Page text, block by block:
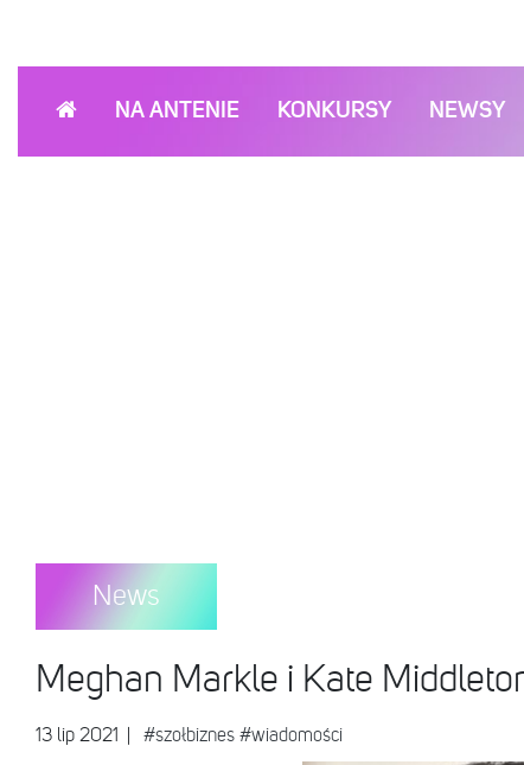
NA ANTENIE KONKURSY NEWSY
News
Meghan Markle i Kate
13 lip 2021 #szołbiznes #wiadomości